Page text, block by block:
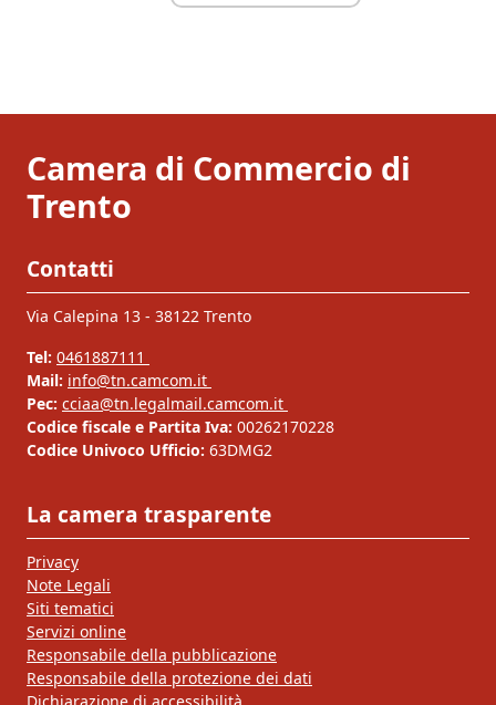
Camera di Commercio di
Trento
Contatti
Via Calepina 13 - 38122 Trento
Tel: 0461887111
Mail: info@tn.camcom.it
Pec: cciaa@tn.legalmail.camcom.it
Codice fiscale e Partita Iva: 00262170228
Codice Univoco Ufficio: 63DMG2
La camera trasparente
Privacy
Note Legali
Siti tematici
Servizi online
Responsabile della pubblicazione
Responsabile della protezione dei dati